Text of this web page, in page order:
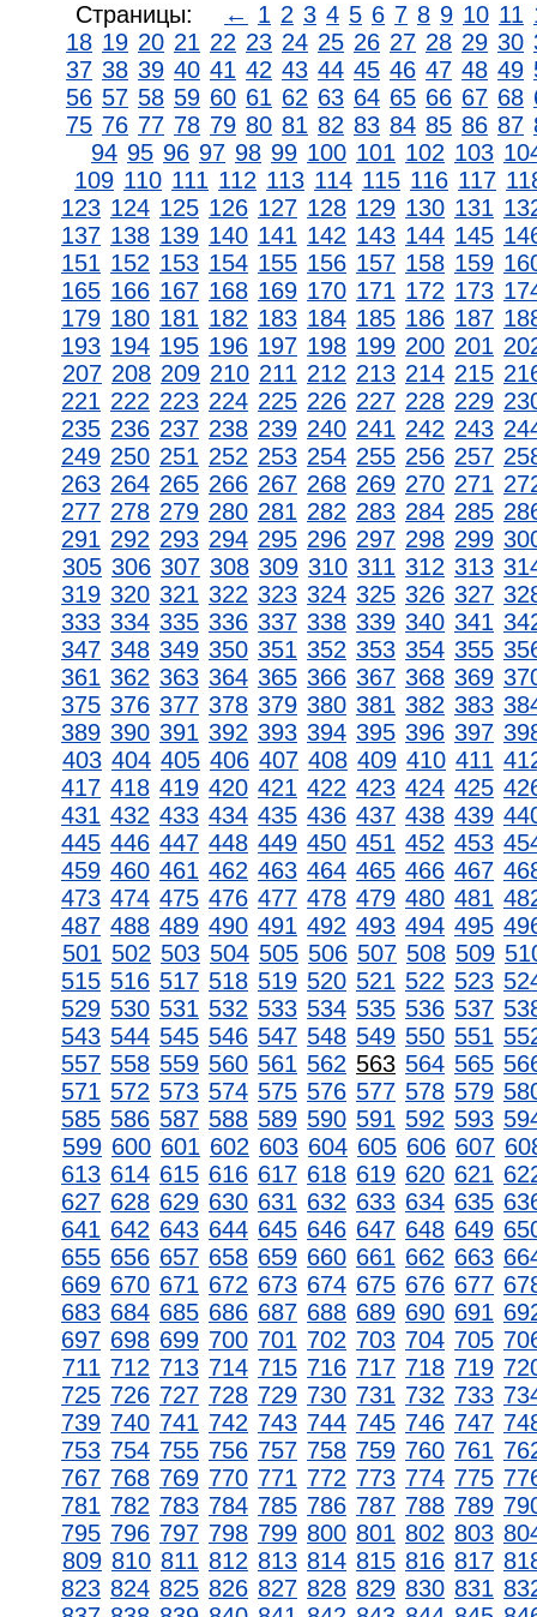
Страницы: ← 1 2 3 4 5 6 7 8 9 10 11
18 19 20 21 22 23 24 25 26 27 28 29 30
37 38 39 40 41 42 43 44 45 46 47 48 49
56 57 58 59 60 61 62 63 64 65 66 67 68
75 76 77 78 79 80 81 82 83 84 85 86 87
94 95 96 97 98 99 100 101 102 103
109 110 111 112 113 114 115 116 117
123 124 125 126 127 128 129 130 131
137 138 139 140 141 142 143 144 145
151 152 153 154 155 156 157 158 159
165 166 167 168 169 170 171 172 173
179 180 181 182 183 184 185 186 187
193 194 195 196 197 198 199 200 201
207 208 209 210 211 212 213 214 215
221 222 223 224 225 226 227 228 229
235 236 237 238 239 240 241 242 243
249 250 251 252 253 254 255 256 257
263 264 265 266 267 268 269 270 271
277 278 279 280 281 282 283 284 285
291 292 293 294 295 296 297 298 299
305 306 307 308 309 310 311 312 313
319 320 321 322 323 324 325 326 327
333 334 335 336 337 338 339 340 341
347 348 349 350 351 352 353 354 355
361 362 363 364 365 366 367 368 369
375 376 377 378 379 380 381 382 383
389 390 391 392 393 394 395 396 397
403 404 405 406 407 408 409 410 411
417 418 419 420 421 422 423 424 425
431 432 433 434 435 436 437 438 439
445 446 447 448 449 450 451 452 453
459 460 461 462 463 464 465 466 467
473 474 475 476 477 478 479 480 481
487 488 489 490 491 492 493 494 495
501 502 503 504 505 506 507 508 509
515 516 517 518 519 520 521 522 523
529 530 531 532 533 534 535 536 537
543 544 545 546 547 548 549 550 551
557 558 559 560 561 562 563 564 565
571 572 573 574 575 576 577 578 579
585 586 587 588 589 590 591 592 593
599 600 601 602 603 604 605 606 607
613 614 615 616 617 618 619 620 621
627 628 629 630 631 632 633 634 635
641 642 643 644 645 646 647 648 649
655 656 657 658 659 660 661 662 663
669 670 671 672 673 674 675 676 677
683 684 685 686 687 688 689 690 691
697 698 699 700 701 702 703 704 705
711 712 713 714 715 716 717 718 719
725 726 727 728 729 730 731 732 733
739 740 741 742 743 744 745 746 747
753 754 755 756 757 758 759 760 761
767 768 769 770 771 772 773 774 775
781 782 783 784 785 786 787 788 789
795 796 797 798 799 800 801 802 803
809 810 811 812 813 814 815 816 817
823 824 825 826 827 828 829 830 831